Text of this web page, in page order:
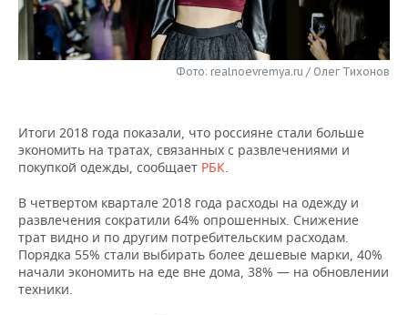
НЕФТЕХИМИЯ
НЕФТЬ
ЭНЕРГЕТИКА
РОЗНИЧНАЯ ТОРГОВЛЯ
НОВОСТИ ТЕХНОЛОГИЙ
ТЕЛЕКОММУНИКАЦИИ
МЕРОПРИЯТИЯ
НОВОСТИ МЕРОПРИЯТИЙ
БИЗНЕС-БРАНЧИ
ONLINE-КОНФЕРЕНЦИИ
ОТКРЫТАЯ ЛЕКЦИЯ
ФУТБОЛ
ХОККЕЙ
БАСКЕТБОЛ
ВОЛЕЙБОЛ
НОВОСТИ ОБЩЕСТВА
ВЛАСТЬ
ИНФРАСТРУКТУРА
ИСТОРИЯ
ФОТОГАЛЕРЕЯ
СЮЖЕТЫ
СПРАВОЧНИК
СПИСОК ПЕРСОН
ПОЛНАЯ ВЕРСИЯ
Фото: realnoevremya.ru / Олег Тихонов
Итоги 2018 года показали, что россияне стали больше
экономить на тратах, связанных с развлечениями и
покупкой одежды, сообщает РБК.
В четвертом квартале 2018 года расходы на одежду и
развлечения сократили 64% опрошенных. Снижение
трат видно и по другим потребительским расходам.
Порядка 55% стали выбирать более дешевые марки, 40%
начали экономить на еде вне дома, 38% — на обновлении
техники.